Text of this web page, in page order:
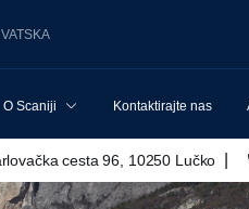
O Scaniji Kontaktirajte nas
cesta 96, 10250 Lučko